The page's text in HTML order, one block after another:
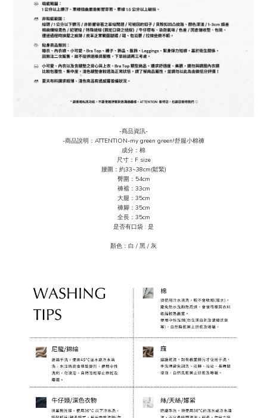
-商品資訊-
-商品說明：ATTENTION-my green green!舒服小棉褲
成分 ： 棉
尺寸：F size
腰圍：約33~38cm(鬆緊)
臀圍：54cm
褲襠：33cm
大腿：35cm
褲腳：35cm
全長：35cm
是否有口袋 : 是
顏色：白 / 黑 / 灰